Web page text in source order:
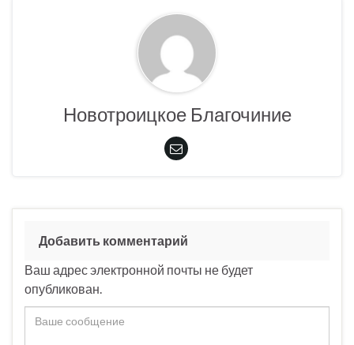
Новотроицкое Благочиние
Добавить комментарий
Ваш адрес электронной почты не будет
опубликован.